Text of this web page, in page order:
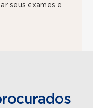
seus exames e